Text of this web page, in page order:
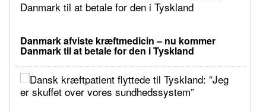
Danmark afviste kræftmedicin – nu kommer
Danmark til at betale for den i Tyskland